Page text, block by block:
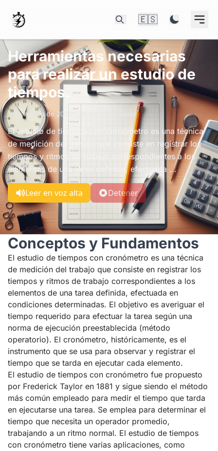
🇪🇸
Herramientas necesarias
para realizar un estudio de
tiempos.
5 de marzo de 2023 Cronometras Team
El estudio de tiempos con cronómetro es una técnica
de medición del trabajo que consiste en registrar los
tiempos y ritmos de trabajo correspondientes a los
elementos de una tarea definida, efectuada ...
Leer en voz alta Detener
Conceptos y Fundamentos
El estudio de tiempos con cronómetro es una técnica
de medición del trabajo que consiste en registrar los
tiempos y ritmos de trabajo correspondientes a los
elementos de una tarea definida, efectuada en
condiciones determinadas. El objetivo es averiguar el
tiempo requerido para efectuar la tarea según una
norma de ejecución preestablecida (método
operatorio). El cronómetro, históricamente, es el
instrumento que se usa para observar y registrar el
tiempo que se tarda en ejecutar cada elemento.
El estudio de tiempos con cronómetro fue propuesto
por Frederick Taylor en 1881 y sigue siendo el método
más común empleado para medir el tiempo que tarda
en ejecutarse una tarea. Se emplea para determinar el
tiempo que necesita un operador promedio,
trabajando a un ritmo normal. El estudio de tiempos
con cronómetro tiene varias aplicaciones, como